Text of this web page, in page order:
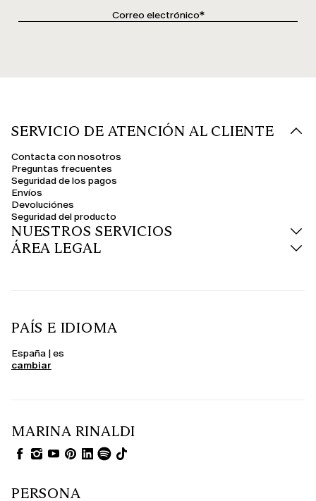
SERVICIO DE ATENCIÓN AL CLIENTE
Contacta con nosotros
Preguntas frecuentes
Seguridad de los pagos
Envíos
Devoluciónes
Seguridad del producto
NUESTROS SERVICIOS
ÁREA LEGAL
PAÍS E IDIOMA
España | es
cambiar
MARINA RINALDI
PERSONA